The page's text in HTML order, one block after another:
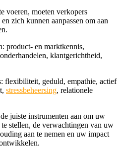
voeren, moeten verkopers
zich kunnen aanpassen om aan
product- en marktkennis,
klantgerichtheid,
flexibiliteit, geduld, empathie, actief
stressbeheersing, relationele
juiste instrumenten aan om uw
stellen, de verwachtingen van uw
aan te nemen en uw impact